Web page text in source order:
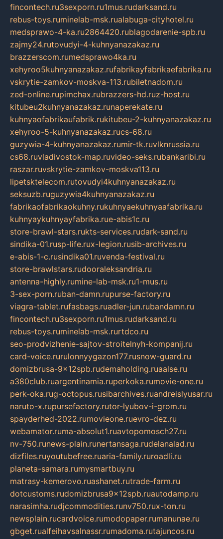
fincontech.ru3sexporn.ru1mus.rudarksand.ru
rebus-toys.ruminelab-msk.rualabuga-cityhotel.ru
medsprawo-4-ka.ru2864420.rublagodarenie-spb.ru
zajmy24.rutovudyi-4-kuhnyanazakaz.ru
brazzerscom.rumedsprawo4ka.ru
xehyroo5kuhnyanazakaz.rufabrikayfabrikaefabrika.ru
vskrytie-zamkov-moskva-113.rubiletnadom.ru
zed-online.rupimchax.rubrazzers-hd.ruz-host.ru
kitubeu2kuhnyanazakaz.runaperekate.ru
kuhnyaofabrikaufabrik.rukitubeu-2-kuhnyanazakaz.ru
xehyroo-5-kuhnyanazakaz.rucs-68.ru
guzywia-4-kuhnyanazakaz.rumir-tk.ruvlknrussia.ru
cs68.ruvladivostok-map.ruvideo-seks.rubankaribi.ru
raszar.ruvskrytie-zamkov-moskva113.ru
lipetsktelecom.rutovudyi4kuhnyanazakaz.ru
seksuzb.ruguzywia4kuhnyanazakaz.ru
fabrikaofabrikaokuhny.rukuhnyaekuhnyaafabrika.ru
kuhnyaykuhnyayfabrika.rue-abis1c.ru
store-brawl-stars.rukts-services.rudark-sand.ru
sindika-01.rusp-life.rux-legion.rusib-archives.ru
e-abis-1-c.rusindika01.ruvenda-festival.ru
store-brawlstars.rudooraleksandria.ru
antenna-highly.rumine-lab-msk.ru1-mus.ru
3-sex-porn.ruban-damn.rupurse-factory.ru
viagra-tablet.rufasbags.ruadler-jun.rubandamn.ru
fincontech.ru3sexporn.ru1mus.rudarksand.ru
rebus-toys.ruminelab-msk.rurtdco.ru
seo-prodvizhenie-sajtov-stroitelnyh-kompanij.ru
card-voice.rurulonnyygazon177.rusnow-guard.ru
domizbrusa-9x12spb.rudemaholding.ruaalse.ru
a380club.ruargentinamia.ruperkoka.rumovie-one.ru
perk-oka.rug-octopus.rusibarchives.ruandreislyusar.ru
naruto-x.rupursefactory.rutor-lyubov-i-grom.ru
spayderhed-2022.rumovieone.ruevro-dez.ru
webamator.ruma-absolut1.ruavtopomosch27.ru
nv-750.runews-plain.runertansaga.rudelanalad.ru
dizfiles.ruyoutubefree.ruaria-family.ruroadli.ru
planeta-samara.rumysmartbuy.ru
matrasy-kemerovo.ruashanet.rutrade-farm.ru
dotcustoms.rudomizbrusa9x12spb.ruautodamp.ru
narasimha.rudjcommodities.runv750.rux-ton.ru
newsplain.rucardvoice.rumodopaper.rumanunae.ru
gbget.rualfeihavsalnassr.rumadoma.rutajuncos.ru